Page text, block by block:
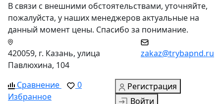
В связи с внешними обстоятельствами, уточняйте,
пожалуйста, у наших менеджеров актуальные на
данный момент цены. Спасибо за понимание.
420059, г. Казань, улица
Павлюхина, 104
zakaz@trybapnd.ru
Сравнение
0
Избранное
Регистрация
Войти